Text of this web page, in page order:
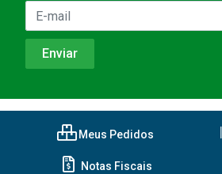
Meus Pedidos
Notas Fiscais